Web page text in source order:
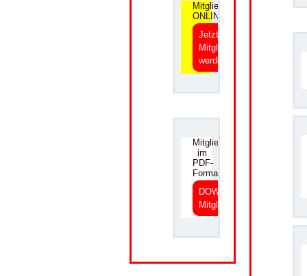
Mitgliedsantrag
ONLINE
Jetzt
Mitglied
werden
Mitgliedsantrag
im
PDF-
Format
DOWNLOAD
Mitgliedsantrag